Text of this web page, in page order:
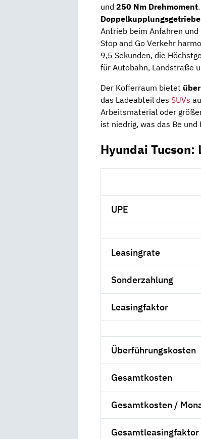
und 250 Nm Drehmoment
Doppelkupplungsgetriebe
Antrieb beim Anfahren
Stop and Go Verkehr
9,5 Sekunden, die
für Autobahn, Landstraße
Der Kofferraum bietet
das Ladeabteil des SUVs
Arbeitsmaterial oder
ist niedrig, was das Be
Hyundai Tucson:
UPE
Leasingrate
Sonderzahlung
Leasingfaktor
Überführungskosten
Gesamtkosten
Gesamtkosten /
Gesamtleasingfaktor